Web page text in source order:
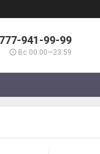
941-99-99
Вс 00:00—23:59